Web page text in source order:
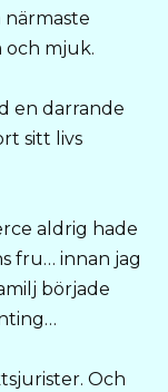
och mjuk.
en darrande
sitt livs
aldrig hade
fru… innan jag
började
Och